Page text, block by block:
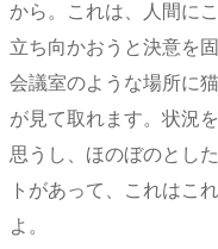
から。これは、人間に
立ち向かおうと決意を
会議室のような場所に
が見て取れます。状況
思うし、ほのぼのとし
トがあって、これはこ
よ。